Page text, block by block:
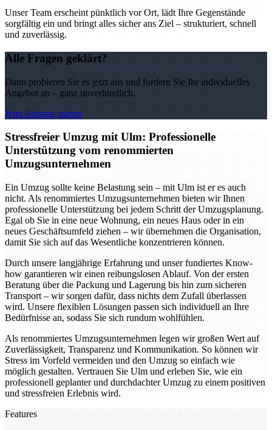
Unser Team erscheint pünktlich vor Ort, lädt Ihre Gegenstände
sorgfältig ein und bringt alles sicher ans Ziel – strukturiert, schnell
und zuverlässig.
Alle Fragen geklärt?
Dann probieren Sie es jetzt aus und fordern Sie Ihr individuelles
Angebot an – ganz unverbindlich.
Jetzt Anfrage starten
Stressfreier Umzug mit Ulm: Professionelle
Unterstützung vom renommierten
Umzugsunternehmen
Ein Umzug sollte keine Belastung sein – mit Ulm ist er es auch
nicht. Als renommiertes Umzugsunternehmen bieten wir Ihnen
professionelle Unterstützung bei jedem Schritt der Umzugsplanung.
Egal ob Sie in eine neue Wohnung, ein neues Haus oder in ein
neues Geschäftsumfeld ziehen – wir übernehmen die Organisation,
damit Sie sich auf das Wesentliche konzentrieren können.
Durch unsere langjährige Erfahrung und unser fundiertes Know-
how garantieren wir einen reibungslosen Ablauf. Von der ersten
Beratung über die Packung und Lagerung bis hin zum sicheren
Transport – wir sorgen dafür, dass nichts dem Zufall überlassen
wird. Unsere flexiblen Lösungen passen sich individuell an Ihre
Bedürfnisse an, sodass Sie sich rundum wohlfühlen.
Als renommiertes Umzugsunternehmen legen wir großen Wert auf
Zuverlässigkeit, Transparenz und Kommunikation. So können wir
Stress im Vorfeld vermeiden und den Umzug so einfach wie
möglich gestalten. Vertrauen Sie Ulm und erleben Sie, wie ein
professionell geplanter und durchdachter Umzug zu einem positiven
und stressfreien Erlebnis wird.
Features